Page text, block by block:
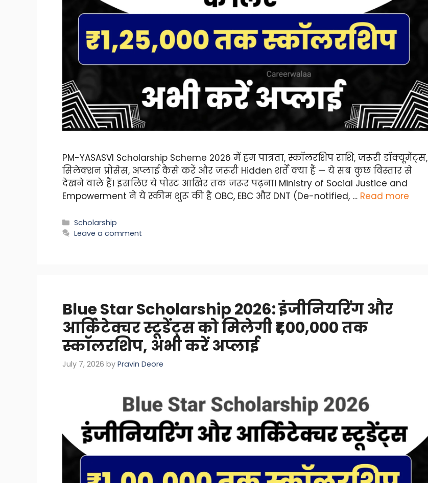
PM-YASASVI Scholarship Scheme 2026 में हम पात्रता, स्कॉलरशिप राशि, जरूरी डॉक्यूमेंट्स,
सिलेक्शन प्रोसेस, अप्लाई कैसे करें और जरूरी Hidden शर्तें क्या हैं — ये सब कुछ विस्तार से
देखने वाले हैं। इसलिए ये पोस्ट आखिर तक जरूर पढ़ना। Ministry of Social Justice and
Empowerment ने ये स्कीम शुरू की है OBC, EBC और DNT (De-notified, … Read more
Categories
Scholarship
Leave a comment
Blue Star Scholarship 2026: इंजीनियरिंग और
आर्किटेक्चर स्टूडेंट्स को मिलेगी ₹1,00,000 तक
स्कॉलरशिप, अभी करें अप्लाई
July 7, 2026 by Pravin Deore